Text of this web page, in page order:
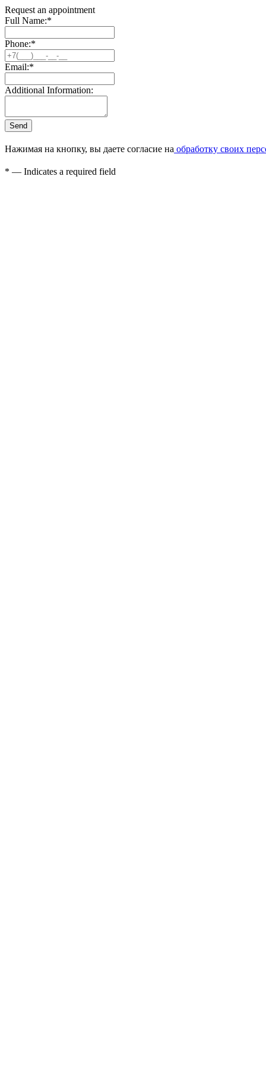
Request an appointment
Full Name:*
Phone:*
Email:*
Additional Information:
Нажимая на кнопку, вы даете согласие на обработку своих
* — Indicates a required field